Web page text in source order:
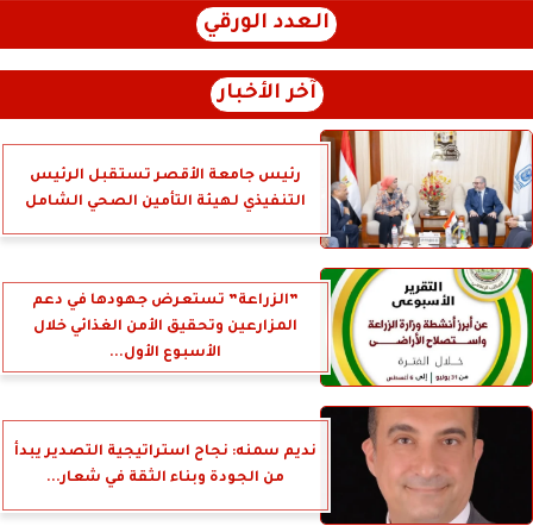
العدد الورقي
آخر الأخبار
رئيس جامعة الأقصر تستقبل الرئيس
التنفيذي لهيئة التأمين الصحي الشامل
”الزراعة” تستعرض جهودها في دعم
المزارعين وتحقيق الأمن الغذائي خلال
الأسبوع الأول...
نديم سمنه: نجاح استراتيجية التصدير يبدأ
من الجودة وبناء الثقة في شعار...